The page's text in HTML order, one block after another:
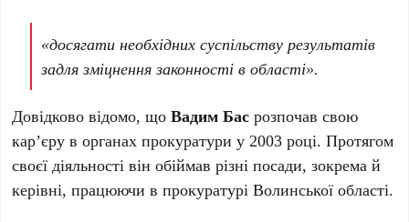
«досягати необхідних суспільству результатів
задля зміцнення законності в області».
Довідково відомо, щоВадим Бас розпочав свою
кар’єру в органах прокуратури у 2003 році. Протягом
своєї діяльності він обіймав різні посади, зокрема й
керівні, працюючи в прокуратурі Волинської області.